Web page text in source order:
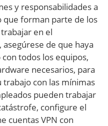
y responsabilidades a
forman parte de los
en el
de que haya
todos los equipos,
necesarios, para
con las mínimas
pueden trabajar
configure el
cuentas VPN con